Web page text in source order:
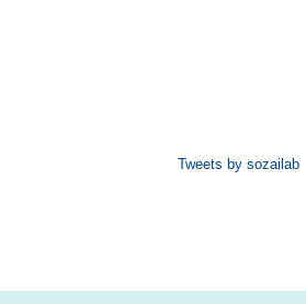
Tweets by sozailab